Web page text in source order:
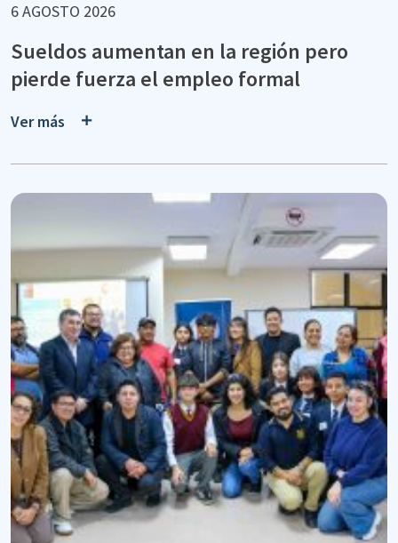
6 AGOSTO 2026
Sueldos aumentan en la región pero
pierde fuerza el empleo formal
Ver más